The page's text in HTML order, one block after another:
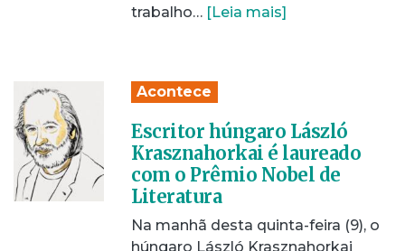
trabalho… [Leia mais]
Acontece
Escritor húngaro László
Krasznahorkai é laureado
com o Prêmio Nobel de
Literatura
Na manhã desta quinta-feira (9), o
húngaro László Krasznahorkai